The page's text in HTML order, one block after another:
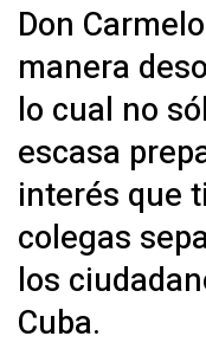
Don
manera
lo cual no
escasa
interés que
colegas
los
Cuba.